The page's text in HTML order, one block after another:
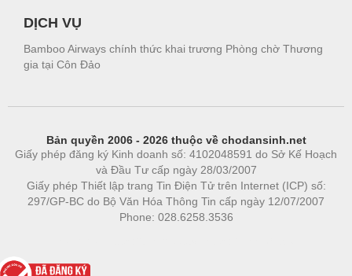
DỊCH VỤ
Bamboo Airways chính thức khai trương Phòng chờ Thương
gia tại Côn Đảo
Bản quyền 2006 - 2026 thuộc về chodansinh.net
Giấy phép đăng ký Kinh doanh số: 4102048591 do Sở Kế Hoạch
và Đầu Tư cấp ngày 28/03/2007
Giấy phép Thiết lập trang Tin Điện Tử trên Internet (ICP) số:
297/GP-BC do Bộ Văn Hóa Thông Tin cấp ngày 12/07/2007
Phone: 028.6258.3536